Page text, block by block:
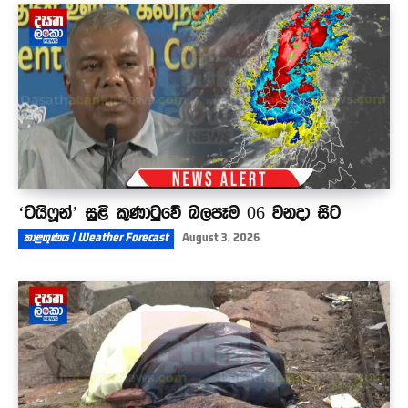
ඵලයක් නැති බව අජිත් සාක්ෂි එක්ක හෙළිකරයි ?
16:44
‘ටයිෆූන්’ සුළි කුණාටුවේ බලපෑම 06 වනදා සිට
කාළගුණය | Weather Forecast August 3, 2026